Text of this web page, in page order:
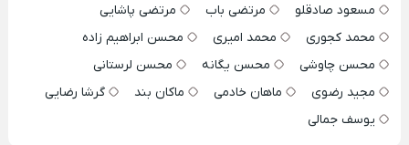
مسعود صادقلو
مرتضی باب
مرتضی پاشایی
محمد کجوری
محمد امیری
محسن ابراهیم زاده
محسن چاوشی
محسن یگانه
محسن لرستانی
مجید رضوی
ماهان خادمی ماکان بند
گرشا رضایی
یوسف جمالی